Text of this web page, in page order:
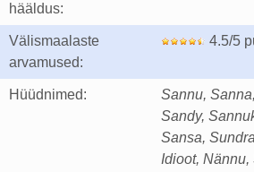
hääldus:
Välismaalaste
arvamused:
4.5/5
Hüüdnimed:
Sannu,
Sandy,
Sansa,
Idioot,